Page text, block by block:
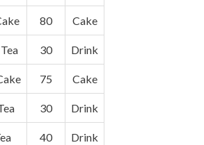
80 Cake
30 Drink
75 Cake
30 Drink
40 Drink